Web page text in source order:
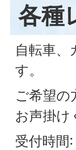
各種
自転車
す。
ご希望
お声掛け
受付時間